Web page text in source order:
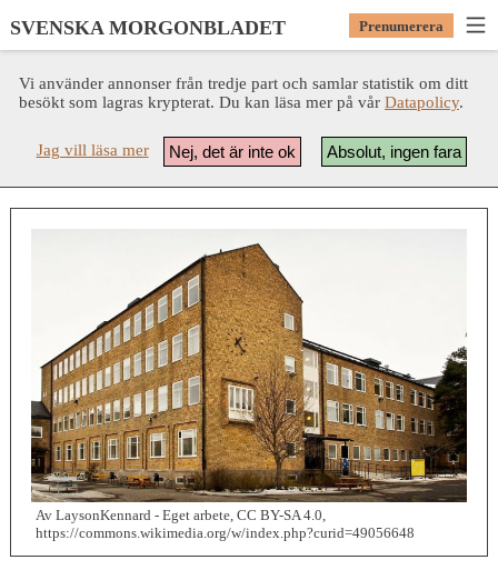
Vi använder annonser från tredje part och samlar statistik om ditt
besökt som lagras krypterat. Du kan läsa mer på vår Datapolicy.
Absolut, ingen fara
Nej, det är inte ok
Jag vill läsa mer
SVENSKA MORGONBLADET Prenumerera
Av LaysonKennard - Eget arbete, CC BY-SA 4.0,
https://commons.wikimedia.org/w/index.php?curid=49056648